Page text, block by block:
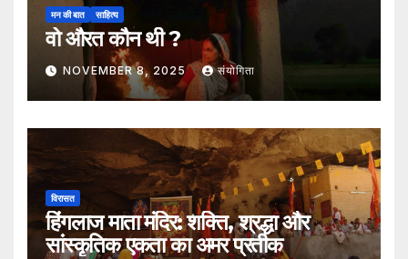
मन की बात साहित्य
वो औरत कौन थी ?
NOVEMBER 8, 2025 संयोगिता
विरासत
हिंगलाज माता मंदिर: शक्ति, श्रद्धा और
सांस्कृतिक एकता का अमर प्रतीक